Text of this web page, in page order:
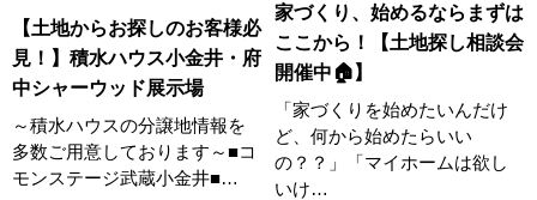
【土地からお探しのお客様必
見！】積水ハウス小金井・府
中シャーウッド展示場
～積水ハウスの分譲地情報を
多数ご用意しております～■コ
モンステージ武蔵小金井■…
家づくり、始めるならまずは
ここから！【土地探し相談会
開催中🏠】
「家づくりを始めたいんだけ
ど、何から始めたらいい
の？？」「マイホームは欲し
いけ…